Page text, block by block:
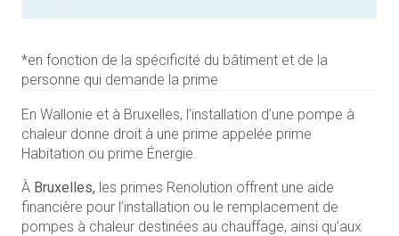
*en fonction de la spécificité du bâtiment et de la
personne qui demande la prime
En Wallonie et à Bruxelles, l’installation d’une pompe à
chaleur donne droit à une prime appelée prime
Habitation ou prime Énergie.
À Bruxelles, les primes Renolution offrent une aide
financière pour l’installation ou le remplacement de
pompes à chaleur destinées au chauffage, ainsi qu’aux